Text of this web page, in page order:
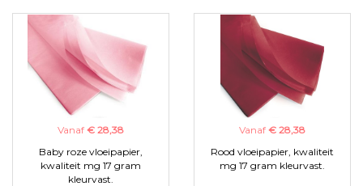
Vanaf € 28,38
Baby roze vloeipapier,
kwaliteit mg 17 gram
kleurvast.
Vanaf € 28,38
Rood vloeipapier, kwaliteit
mg 17 gram kleurvast.